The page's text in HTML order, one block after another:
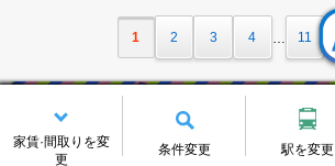
1 2 3 4 11
家賃·間取りを変
更
条件変更 駅を変更